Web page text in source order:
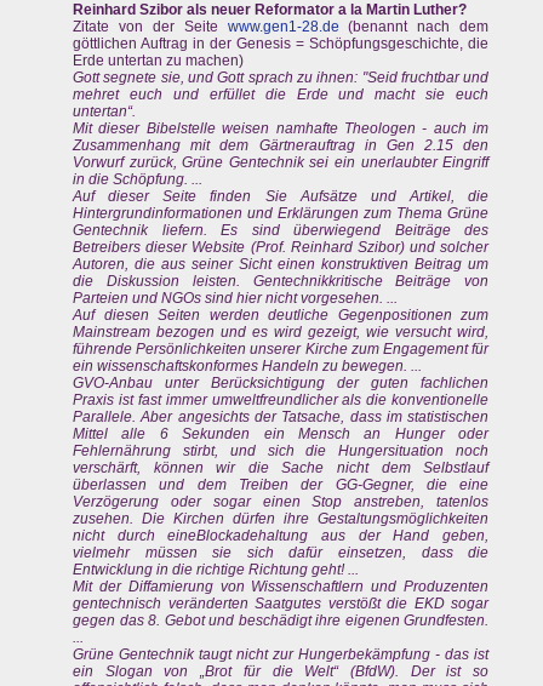
Reinhard Szibor als neuer Reformator a la Martin Luther?
Zitate von der Seite www.gen1-28.de (benannt nach dem
göttlichen Auftrag in der Genesis = Schöpfungsgeschichte, die
Erde untertan zu machen)
Gott segnete sie, und Gott sprach zu ihnen: "Seid fruchtbar und
mehret euch und erfüllet die Erde und macht sie euch
untertan“.
Mit dieser Bibelstelle weisen namhafte Theologen - auch im
Zusammenhang mit dem Gärtnerauftrag in Gen 2.15 den
Vorwurf zurück, Grüne Gentechnik sei ein unerlaubter Eingriff
in die Schöpfung. ...
Auf dieser Seite finden Sie Aufsätze und Artikel, die
Hintergrundinformationen und Erklärungen zum Thema Grüne
Gentechnik liefern. Es sind überwiegend Beiträge des
Betreibers dieser Website (Prof. Reinhard Szibor) und solcher
Autoren, die aus seiner Sicht einen konstruktiven Beitrag um
die Diskussion leisten. Gentechnikkritische Beiträge von
Parteien und NGOs sind hier nicht vorgesehen. ...
Auf diesen Seiten werden deutliche Gegenpositionen zum
Mainstream bezogen und es wird gezeigt, wie versucht wird,
führende Persönlichkeiten unserer Kirche zum Engagement für
ein wissenschaftskonformes Handeln zu bewegen. ...
GVO-Anbau unter Berücksichtigung der guten fachlichen
Praxis ist fast immer umweltfreundlicher als die konventionelle
Parallele. Aber angesichts der Tatsache, dass im statistischen
Mittel alle 6 Sekunden ein Mensch an Hunger oder
Fehlernährung stirbt, und sich die Hungersituation noch
verschärft, können wir die Sache nicht dem Selbstlauf
überlassen und dem Treiben der GG-Gegner, die eine
Verzögerung oder sogar einen Stop anstreben, tatenlos
zusehen. Die Kirchen dürfen ihre Gestaltungsmöglichkeiten
nicht durch eineBlockadehaltung aus der Hand geben,
vielmehr müssen sie sich dafür einsetzen, dass die
Entwicklung in die richtige Richtung geht! ...
Mit der Diffamierung von Wissenschaftlern und Produzenten
gentechnisch veränderten Saatgutes verstößt die EKD sogar
gegen das 8. Gebot und beschädigt ihre eigenen Grundfesten.
...
Grüne Gentechnik taugt nicht zur Hungerbekämpfung - das ist
ein Slogan von „Brot für die Welt“ (BfdW). Der ist so